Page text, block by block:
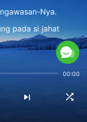
Nya.
pada si jahat
dunia.
Iblis.
00:00